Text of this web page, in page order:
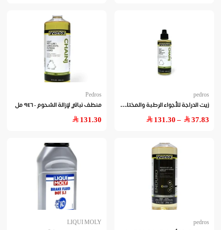
pedros
زيت
الدراجة للأجواء الرطبة والمختلطة
37.83
– 131.30
Pedros
منظف نباتي لإزالة الشحوم - ٩٤٦ مل
131.30
pedros
LIQUI MOLY